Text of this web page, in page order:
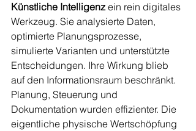
Künstliche Intelligenz ein rein digitales
Werkzeug. Sie analysierte Daten,
optimierte Planungsprozesse,
simulierte Varianten und unterstützte
Entscheidungen. Ihre Wirkung blieb
auf den Informationsraum beschränkt.
Planung, Steuerung und
Dokumentation wurden effizienter. Die
eigentliche physische Wertschöpfung